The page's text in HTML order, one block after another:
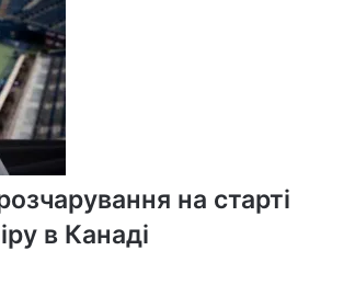
на старті
в Канаді